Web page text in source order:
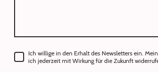
Ich willige in den Erhalt des Newsletters ein.
ich jederzeit mit Wirkung für die Zukunft